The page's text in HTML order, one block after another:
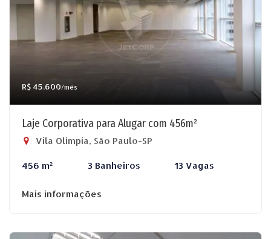
R$ 45.600/mês
Laje Corporativa para Alugar com 456m²
Vila Olímpia, São Paulo-SP
456 m² 3 Banheiros 13 Vagas
Mais informações